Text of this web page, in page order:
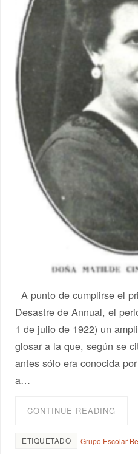
A punto de cumplirse el
Desastre de Annual, el
1 de julio de 1922) un
glosar a la que, según se
antes sólo era conocida
a…
CONTINUE READING
ETIQUETADO Grupo Escolar